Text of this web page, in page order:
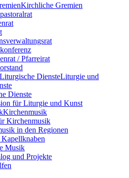
Kirchliche Gremien
/ Pfarreirat
Liturgie und
Dienste
für Liturgie und Kunst
Kirchenmusik
Kirchenmusik
in den Regionen
Musik
und Projekte